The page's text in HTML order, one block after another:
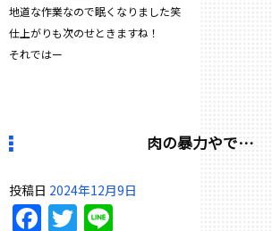
地道な作業なので眠くなりました笑
仕上がりも次のせときますね！
それではー
肉の暴力やで…
投稿日 2024年12月9日
Facebook
Twitter